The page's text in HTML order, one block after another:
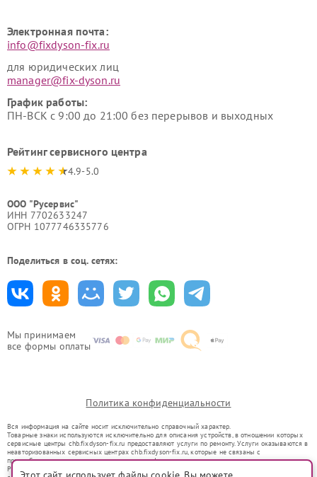
Мы принимаем
все формы оплаты
Электронная почта:
info@fixdyson-fix.ru
для юридических лиц
manager@fix-dyson.ru
График работы:
ПН-ВСК с 9:00 до 21:00 без перерывов и выходных
Рейтинг сервисного центра
4.9-5.0
ООО "Русервис"
ИНН 7702633247
ОГРН 1077746335776
Поделиться в соц. сетях:
Политика конфиденциальности
Вся информация на сайте носит исключительно справочный характер.
Товарные знаки используются исключительно для описания устройств, в отношении которых
сервисные центры chb.fixdyson-fix.ru предоставляют услуги по ремонту. Услуги оказываются в
неавторизованных сервисных центрах chb.fixdyson-fix.ru, которые не связаны с
правообладателями товарных знаков или их официальными представителями.
Ремонт осуществляется для устройств, уже введенных в гражданский оборот в соответствии